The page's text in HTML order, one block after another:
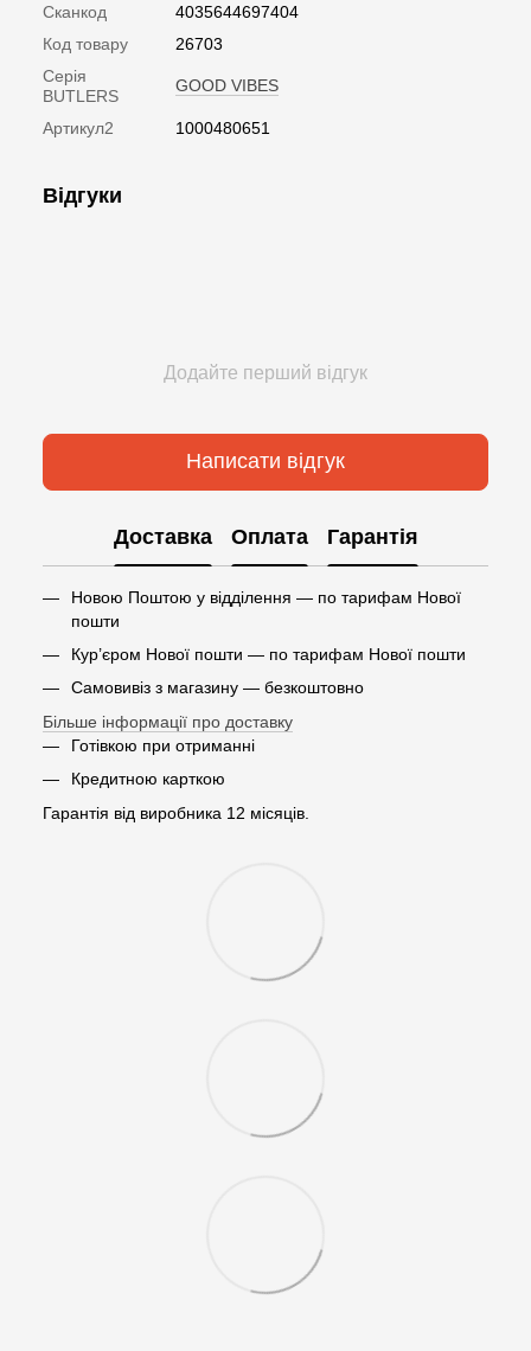
Сканкод
4035644697404
Код товару
26703
Серія
BUTLERS
GOOD VIBES
Артикул2 1000480651
Відгуки
Додайте перший відгук
Написати відгук
Доставка Оплата Гарантія
Новою Поштою у відділення — по тарифам Нової
пошти
Кур’єром Нової пошти — по тарифам Нової пошти
Самовивіз з магазину — безкоштовно
Більше інформації про доставку
Готівкою при отриманні
Кредитною карткою
Гарантія від виробника 12 місяців.